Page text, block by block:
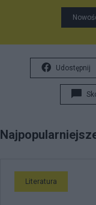
Udostępnij
Literatura